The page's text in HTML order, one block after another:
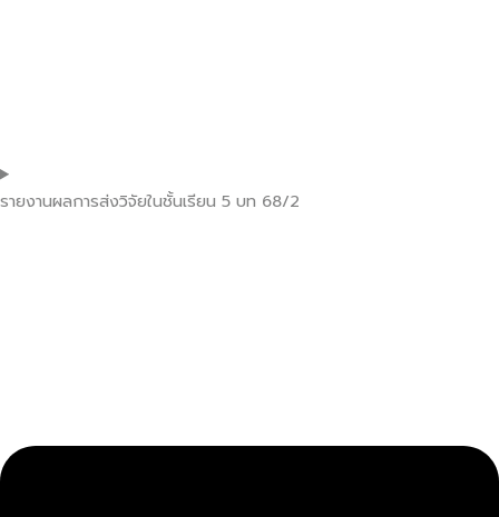
รายงานผลการส่งวิจัยในชั้นเรียน 5 บท 68/2